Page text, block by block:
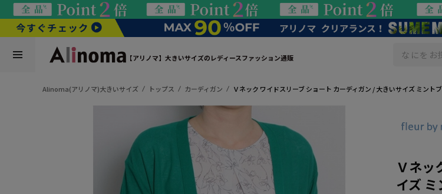
【アリノマ】大きいサイズのレディースファッション通販
Alinoma(アリノマ)大きいサイズ トップス カーディガン Ｖネック ワイドスリーブ ショート カーディガン / 大きいサイズ ミント
Ｖネッ
イズ